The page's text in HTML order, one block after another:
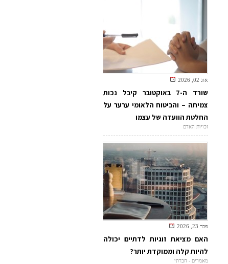
אוג 02, 2026
שורד ה-7 באוקטובר קיבל נכות
צמיתה – והביטוח הלאומי ערער על
החלטת הוועדה של עצמו
זכויות האדם
פבר 23, 2026
האם מציאת זוגיות לדתיים יכולה
להיות קלה וממוקדת יותר?
מאמרים - חברתי